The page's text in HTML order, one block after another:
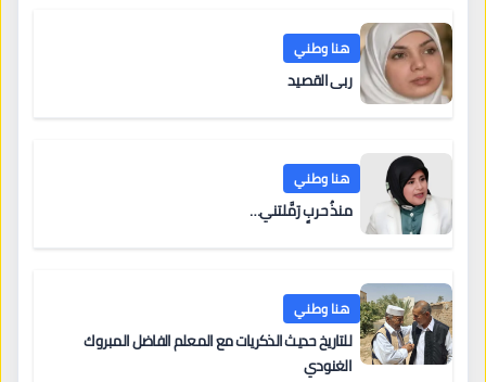
هنا وطني
ربى القصيد
هنا وطني
منذُ حربٍ رَمَّلتني…
هنا وطني
للتاريخ حديث الذكريات مع المعلم الفاضل المبروك
الغنودي